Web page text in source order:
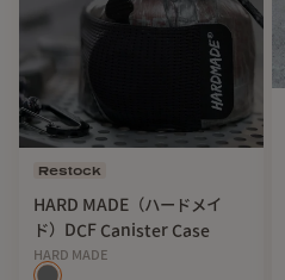
Restock
HARD MADE（ハードメイ
ド）DCF Canister Case
HARD MADE